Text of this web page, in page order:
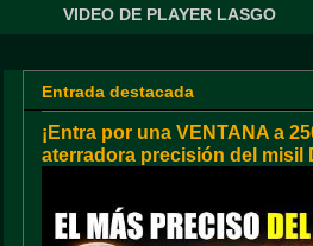
VIDEO DE PLAYER LASGO
Entrada destacada
¡Entra por una VENTANA a
aterradora precisión del misil